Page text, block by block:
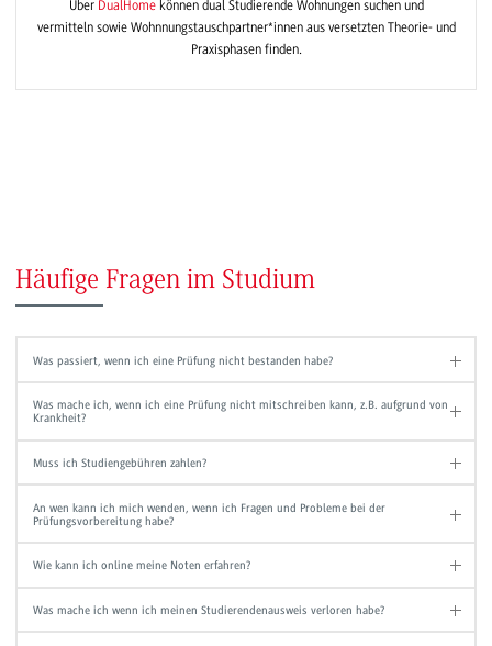
Über DualHomekönnen dual Studierende Wohnungen suchen und
vermitteln sowie Wohnnungstauschpartner*innen aus versetzten Theorie- und
Praxisphasen finden.
Häufige Fragen im Studium
Was passiert, wenn ich eine Prüfung nicht bestanden habe?
Was mache ich, wenn ich eine Prüfung nicht mitschreiben kann, z.B. aufgrund von
Krankheit?
Muss ich Studiengebühren zahlen?
An wen kann ich mich wenden, wenn ich Fragen und Probleme bei der
Prüfungsvorbereitung habe?
Wie kann ich online meine Noten erfahren?
Was mache ich wenn ich meinen Studierendenausweis verloren habe?